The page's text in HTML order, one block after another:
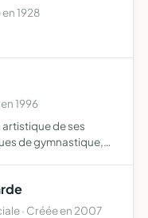
1928
1996
de ses
de gymnastique,
· Créée en 2007